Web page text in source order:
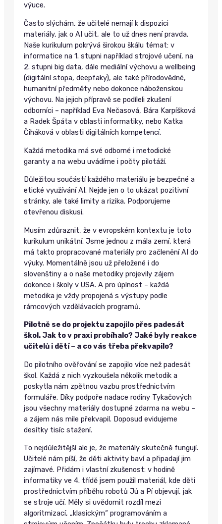
výuce.
Často slýchám, že učitelé nemají k dispozici
materiály, jak o AI učit, ale to už dnes není pravda.
Naše kurikulum pokrývá širokou škálu témat: v
informatice na 1. stupni například strojové učení, na
2. stupni big data, dále mediální výchovu a wellbeing
(digitální stopa, deepfaky), ale také přírodovědné,
humanitní předměty nebo dokonce náboženskou
výchovu. Na jejich přípravě se podíleli zkušení
odborníci – například Eva Nečasová, Bára Karpíšková
a Radek Špáta v oblasti informatiky, nebo Katka
Čiháková v oblasti digitálních kompetencí.
Každá metodika má své odborné i metodické
garanty a na webu uvádíme i počty pilotáží.
Důležitou součástí každého materiálu je bezpečné a
etické využívání AI. Nejde jen o to ukázat pozitivní
stránky, ale také limity a rizika. Podporujeme
otevřenou diskusi.
Musím zdůraznit, že v evropském kontextu je toto
kurikulum unikátní. Jsme jednou z mála zemí, která
má takto propracované materiály pro začlenění AI do
výuky. Momentálně jsou už přeložené i do
slovenštiny a o naše metodiky projevily zájem
dokonce i školy v USA. A pro úplnost – každá
metodika je vždy propojená s výstupy podle
rámcových vzdělávacích programů.
Pilotně se do projektu zapojilo přes padesát
škol. Jak to v praxi probíhalo? Jaké byly reakce
učitelů i dětí – a co vás třeba překvapilo?
Do pilotního ověřování se zapojilo více než padesát
škol. Každá z nich vyzkoušela několik metodik a
poskytla nám zpětnou vazbu prostřednictvím
formuláře. Díky podpoře nadace rodiny Tykačových
jsou všechny materiály dostupné zdarma na webu –
a zájem nás mile překvapil. Doposud evidujeme
desítky tisíc stažení.
To nejdůležitější ale je, že materiály skutečně fungují.
Učitelé nám píší, že děti aktivity baví a připadají jim
zajímavé. Přidám i vlastní zkušenost: v hodině
informatiky ve 4. třídě jsem použil materiál, kde děti
prostřednictvím příběhu robotů Jú a Pí objevují, jak
se stroje učí. Měly si uvědomit rozdíl mezi
algoritmizací, „klasickým“ programováním a